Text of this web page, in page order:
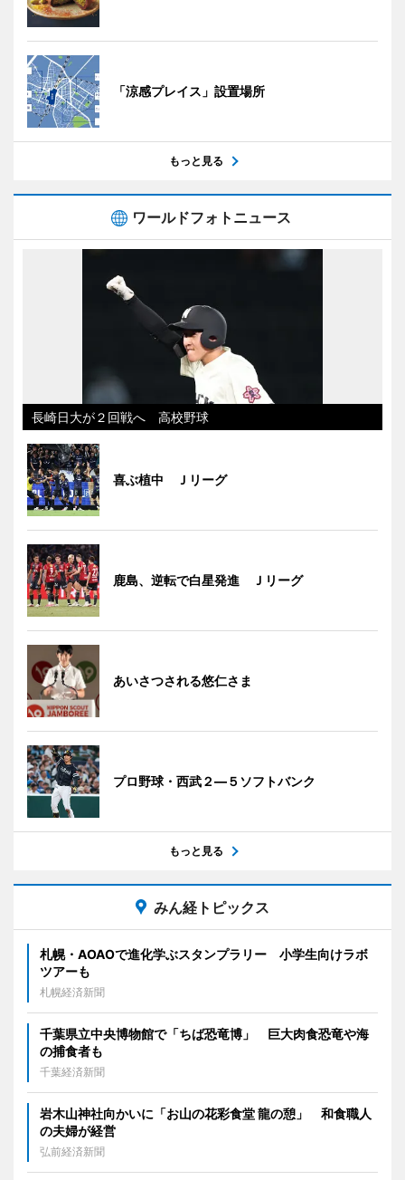
「涼感プレイス」設置場所
もっと見る
ワールドフォトニュース
長崎日大が２回戦へ 高校野球
喜ぶ植中 Ｊリーグ
鹿島、逆転で白星発進 Ｊリーグ
あいさつされる悠仁さま
プロ野球・西武２―５ソフトバンク
もっと見る
みん経トピックス
札幌・AOAOで進化学ぶスタンプラリー 小学生向けラボ
ツアーも
札幌経済新聞
千葉県立中央博物館で「ちば恐竜博」 巨大肉食恐竜や海
の捕食者も
千葉経済新聞
岩木山神社向かいに「お山の花彩食堂 龍の憩」 和食職人
の夫婦が経営
弘前経済新聞